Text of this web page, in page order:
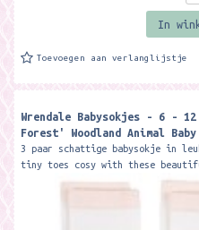
In
Toevoegen aan verlanglijstje
Wrendale Babysokjes - 6 -
Forest' Woodland Animal Baby
3 paar schattige babysokje in
tiny toes cosy with these
coloured...